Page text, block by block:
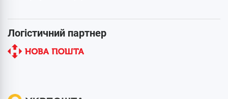
Логістичний партнер